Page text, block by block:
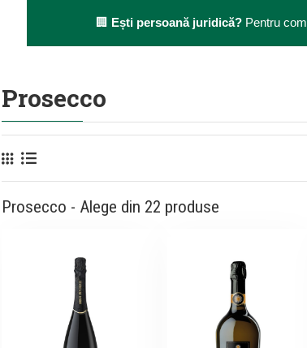
🏢 Ești persoană juridică? Pentru
Prosecco
Prosecco - Alege din 22 produse